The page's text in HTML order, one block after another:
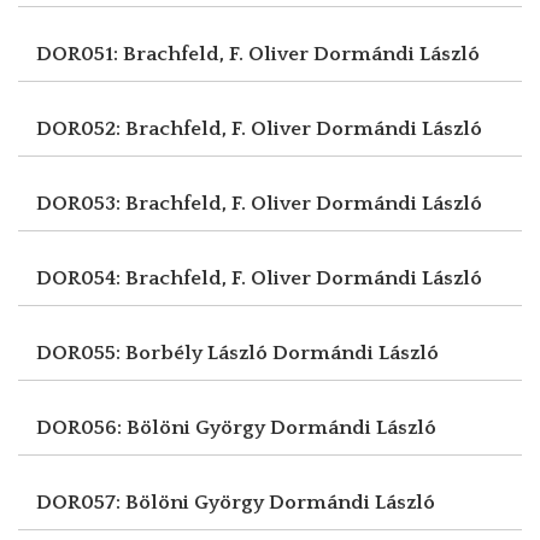
DOR051: Brachfeld, F. Oliver Dormándi László
DOR052: Brachfeld, F. Oliver Dormándi László
DOR053: Brachfeld, F. Oliver Dormándi László
DOR054: Brachfeld, F. Oliver Dormándi László
DOR055: Borbély László Dormándi László
DOR056: Bölöni GyörgyDormándi László
DOR057: Bölöni GyörgyDormándi László